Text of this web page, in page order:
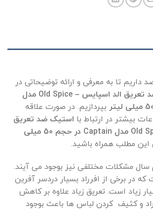
داریم تا به معرفی و ارائه توضیحاتی در
استیک ضد تعریق الد اسپایس – Old Spice مدل
بپردازیم. در صورت علاقه
بیشتر در ارتباط با استیک ضد تعریق
الد اسپایس – Old Spice مدل Captain در حجم 50 میلی
این مطلب همراه باشید.
مشکلات مختلفی نیز بوجود می آیند.
در برخی از افرراد بسیار دردسر آفرین
زیاد است. تعریق زیاد علاوه بر کاهش
و کثیف کردن لباس ها باعث بوجود